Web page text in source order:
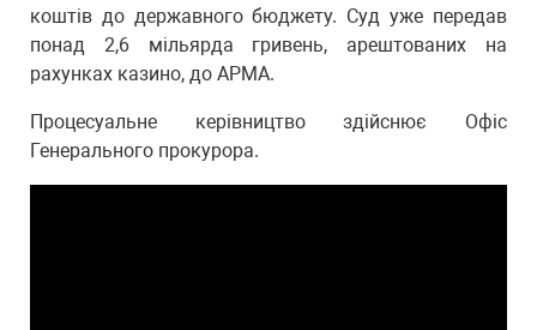
коштів до державного бюджету. Суд уже передав
понад 2,6 мільярда гривень, арештованих на
рахунках казино, до АРМА.
Процесуальне керівництво здійснює Офіс
Генерального прокурора.